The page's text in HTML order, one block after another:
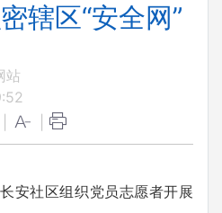
辖区“安全网”
站
社区组织党员志愿者开展